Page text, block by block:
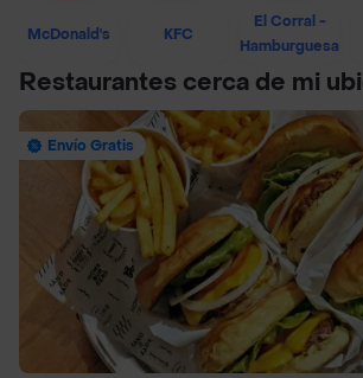
McDonald's KFC
El Corral -
Hamburguesa
Restaurantes cerca de mi
Envío Gratis